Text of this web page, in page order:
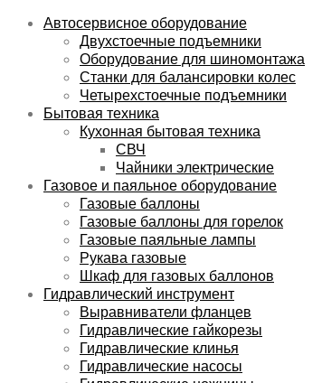
Автосервисное оборудование
Двухстоечные подъемники
Оборудование для шиномонтажа
Станки для балансировки колес
Четырехстоечные подъемники
Бытовая техника
Кухонная бытовая техника
СВЧ
Чайники электрические
Газовое и паяльное оборудование
Газовые баллоны
Газовые баллоны для горелок
Газовые паяльные лампы
Рукава газовые
Шкаф для газовых баллонов
Гидравлический инструмент
Выравниватели фланцев
Гидравлические гайкорезы
Гидравлические клинья
Гидравлические насосы